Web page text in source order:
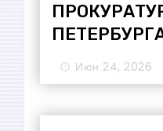
Июн 24, 2026